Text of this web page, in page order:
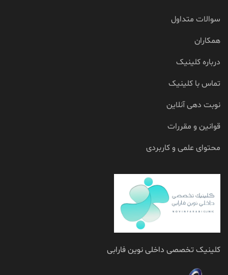
سوالات متداول
همکاران
درباره کلینیک
تماس با کلینیک
نوبت دهی آنلاین
قوانین و مقررات
محتوای علمی و کاربردی
کلینیک تخصصی داخلی نوین فارابی